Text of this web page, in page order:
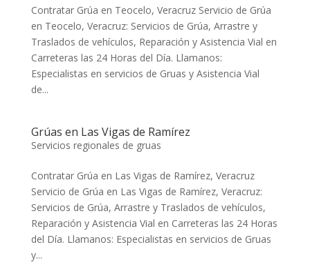
Contratar Grúa en Teocelo, Veracruz Servicio de Grúa
en Teocelo, Veracruz: Servicios de Grúa, Arrastre y
Traslados de vehículos, Reparación y Asistencia Vial en
Carreteras las 24 Horas del Día. Llamanos:
Especialistas en servicios de Gruas y Asistencia Vial
de...
Grúas en Las Vigas de Ramírez
Servicios regionales de gruas
Contratar Grúa en Las Vigas de Ramírez, Veracruz
Servicio de Grúa en Las Vigas de Ramírez, Veracruz:
Servicios de Grúa, Arrastre y Traslados de vehículos,
Reparación y Asistencia Vial en Carreteras las 24 Horas
del Día. Llamanos: Especialistas en servicios de Gruas
y...